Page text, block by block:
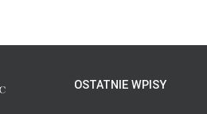
OSTATNIE WPISY